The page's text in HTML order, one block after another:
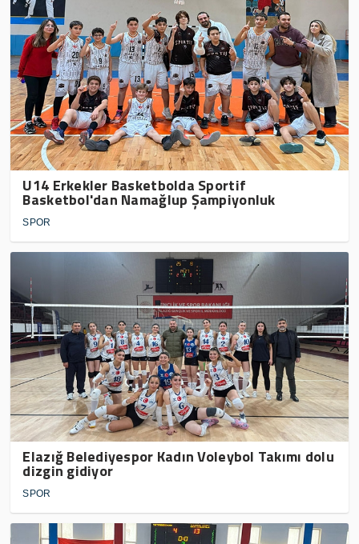
U14 Erkekler Basketbolda Sportif
Basketbol'dan Namağlup Şampiyonluk
SPOR
Elazığ Belediyespor Kadın Voleybol Takımı dolu
dizgin gidiyor
SPOR